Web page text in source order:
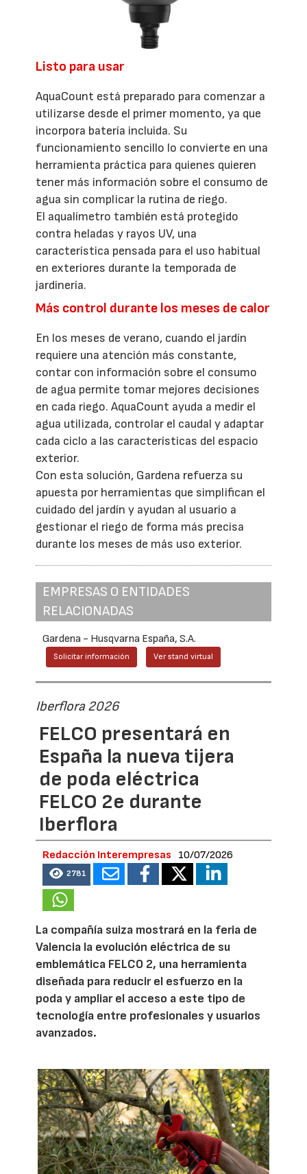
Listo para usar
AquaCount está preparado para comenzar a
utilizarse desde el primer momento, ya que
incorpora batería incluida. Su
funcionamiento sencillo lo convierte en una
herramienta práctica para quienes quieren
tener más información sobre el consumo de
agua sin complicar la rutina de riego.
El aqualímetro también está protegido
contra heladas y rayos UV, una
característica pensada para el uso habitual
en exteriores durante la temporada de
jardinería.
Más control durante los meses de calor
En los meses de verano, cuando el jardín
requiere una atención más constante,
contar con información sobre el consumo
de agua permite tomar mejores decisiones
en cada riego. AquaCount ayuda a medir el
agua utilizada, controlar el caudal y adaptar
cada ciclo a las características del espacio
exterior.
Con esta solución, Gardena refuerza su
apuesta por herramientas que simplifican el
cuidado del jardín y ayudan al usuario a
gestionar el riego de forma más precisa
durante los meses de más uso exterior.
EMPRESAS O ENTIDADES
RELACIONADAS
Gardena - Husqvarna España, S.A.
Solicitar información Ver stand virtual
Iberflora 2026
FELCO presentará en
España la nueva tijera
de poda eléctrica
FELCO 2e durante
Iberflora
Redacción Interempresas 10/07/2026
2781
La compañía suiza mostrará en la feria de
Valencia la evolución eléctrica de su
emblemática FELCO 2, una herramienta
diseñada para reducir el esfuerzo en la
poda y ampliar el acceso a este tipo de
tecnología entre profesionales y usuarios
avanzados.